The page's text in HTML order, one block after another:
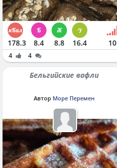
178.3 8.4 8.8 16.4 10
4 4
Бельгийские вафли
Автор Море Перемен